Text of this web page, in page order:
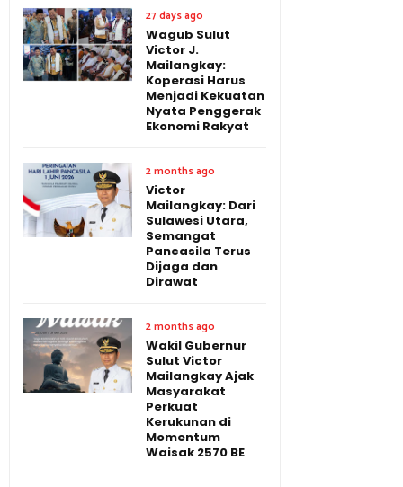
27 days ago
Wagub Sulut
Victor J.
Mailangkay:
Koperasi Harus
Menjadi Kekuatan
Nyata Penggerak
Ekonomi Rakyat
2 months ago
Victor
Mailangkay: Dari
Sulawesi Utara,
Semangat
Pancasila Terus
Dijaga dan
Dirawat
2 months ago
Wakil Gubernur
Sulut Victor
Mailangkay Ajak
Masyarakat
Perkuat
Kerukunan di
Momentum
Waisak 2570 BE